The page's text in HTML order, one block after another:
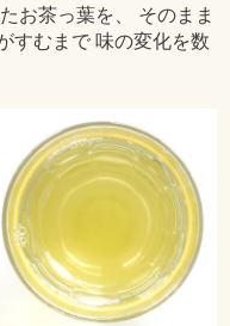
お茶っ葉を、 そのまま
すむまで 味の変化を数